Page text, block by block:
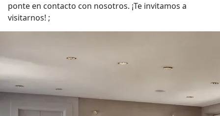
ponte en contacto con nosotros. ¡Te invitamos a
visitarnos! ;